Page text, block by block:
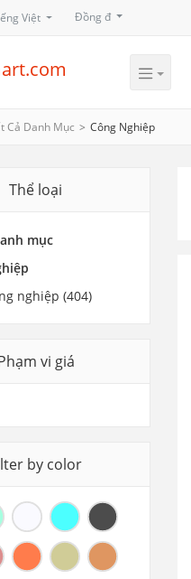
Việt Đồng đ
Cả Danh Mục Công Nghiệp
Thể loại
mục
nghiệp (404)
vi giá
by color